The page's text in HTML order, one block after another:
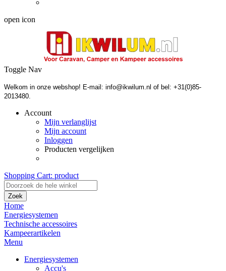
open icon
Toggle Nav
Welkom in onze webshop! E-mail: info@ikwilum.nl of bel: +31(0)85-
2013480.
Account
Mijn verlanglijst
Mijn account
Inloggen
Producten vergelijken
Shopping Cart: product
Zoek
Home
Energiesystemen
Technische accessoires
Kampeerartikelen
Menu
Energiesystemen
Accu's